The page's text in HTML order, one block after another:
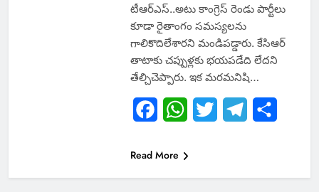
టీఆర్ఎస్..అటు కాంగ్రెస్ రెండు పార్టీలు
కూడా రైతాంగం సమస్యలను
గాలికొదిలేశారని మండిపడ్డారు. కేసిఆర్
తాటాకు చప్పుళ్లకు భయపడేది లేదని
తేల్చిచెప్పారు. ఇక మరమనిషి…
FacebookWhatsApp
Twitter Telegram
Read More